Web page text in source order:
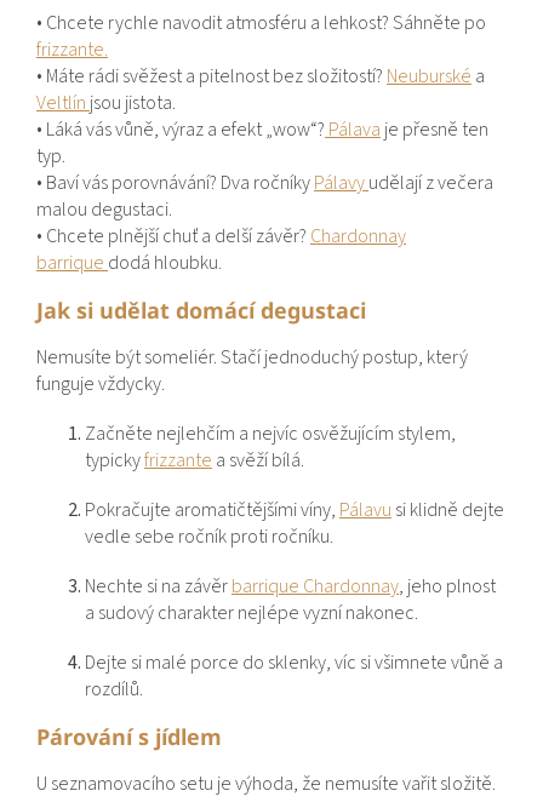
• Chcete rychle navodit atmosféru a lehkost? Sáhněte po
frizzante.
• Máte rádi svěžest a pitelnost bez složitostí? Neuburské a
Veltlín jsou jistota.
• Láká vás vůně, výraz a efekt „wow“? Pálava je přesně ten
typ.
• Baví vás porovnávání? Dva ročníkyPálavyudělají z večera
malou degustaci.
• Chcete plnější chuť a delší závěr? Chardonnay
barrique dodá hloubku.
Jak si udělat domácí degustaci
Nemusíte být someliér. Stačí jednoduchý postup, který
funguje vždycky.
Začněte nejlehčím a nejvíc osvěžujícím stylem,
typickyfrizzante a svěží bílá.
Pokračujte aromatičtějšími víny, Pálavu si klidně dejte
vedle sebe ročník proti ročníku.
Nechte si na závěrbarrique Chardonnay, jeho plnost
a sudový charakter nejlépe vyzní nakonec.
Dejte si malé porce do sklenky, víc si všimnete vůně a
rozdílů.
Párování s jídlem
U seznamovacího setu je výhoda, že nemusíte vařit složitě.